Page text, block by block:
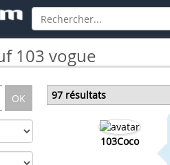
103 vogue
OK 97 résultats
103Coco